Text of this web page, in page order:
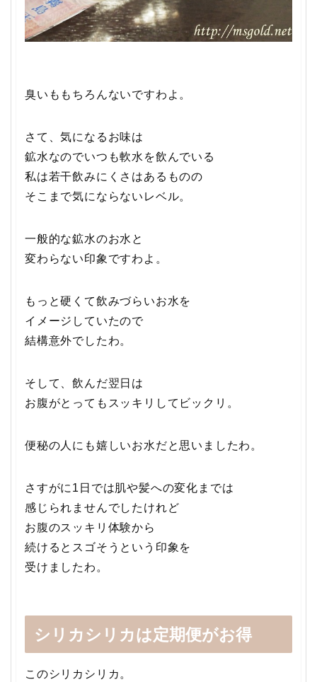
臭いももちろんないですわよ。
さて、気になるお味は
鉱水なのでいつも軟水を飲んでいる
私は若干飲みにくさはあるものの
そこまで気にならないレベル。
一般的な鉱水のお水と
変わらない印象ですわよ。
もっと硬くて飲みづらいお水を
イメージしていたので
結構意外でしたわ。
そして、飲んだ翌日は
お腹がとってもスッキリしてビックリ。
便秘の人にも嬉しいお水だと思いましたわ。
さすがに1日では肌や髪への変化までは
感じられませんでしたけれど
お腹のスッキリ体験から
続けるとスゴそうという印象を
受けましたわ。
シリカシリカは定期便がお得
このシリカシリカ。